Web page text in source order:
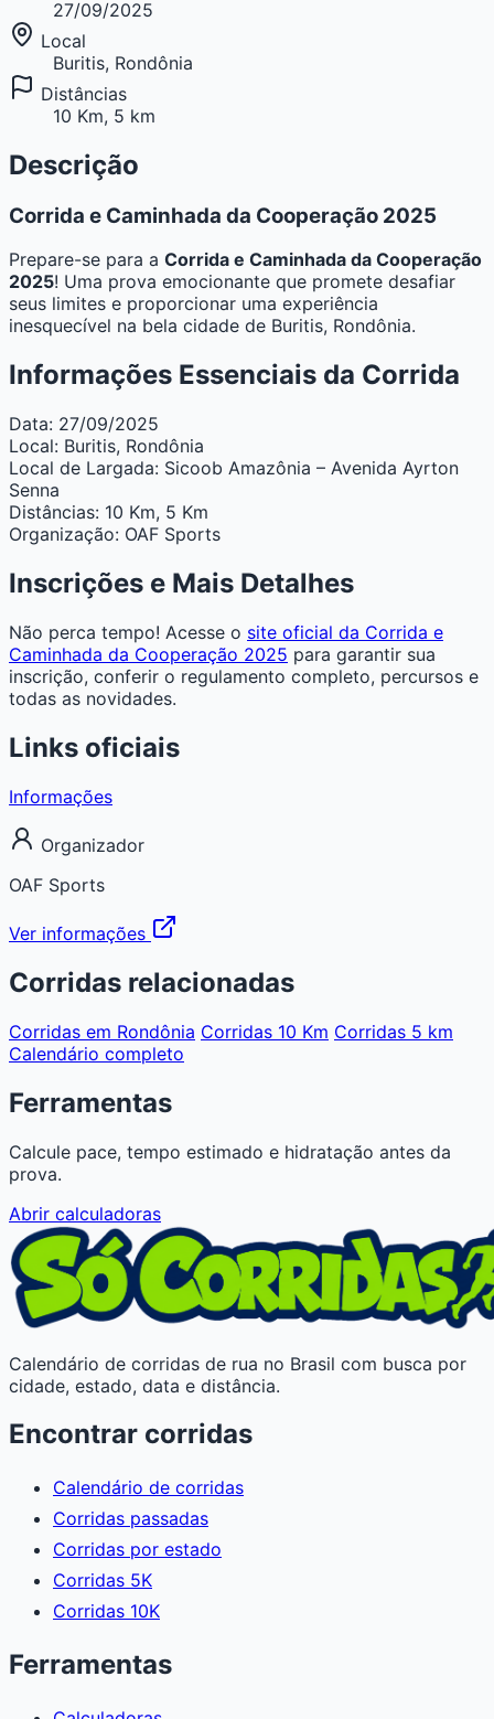
27/09/2025
Local
Buritis, Rondônia
Distâncias
10 Km, 5 km
Descrição
Corrida e Caminhada da Cooperação 2025
Prepare-se para a Corrida e Caminhada da Cooperação
2025! Uma prova emocionante que promete desafiar
seus limites e proporcionar uma experiência
inesquecível na bela cidade de Buritis, Rondônia.
Informações Essenciais da Corrida
Data: 27/09/2025
Local: Buritis, Rondônia
Local de Largada: Sicoob Amazônia – Avenida Ayrton
Senna
Distâncias: 10 Km, 5 Km
Organização: OAF Sports
Inscrições e Mais Detalhes
Não perca tempo! Acesse o site oficial da Corrida e
Caminhada da Cooperação 2025 para garantir sua
inscrição, conferir o regulamento completo, percursos e
todas as novidades.
Links oficiais
Informações
Organizador
OAF Sports
Ver informações
Corridas relacionadas
Corridas em Rondônia Corridas 10 Km Corridas 5 km
Calendário completo
Ferramentas
Calcule pace, tempo estimado e hidratação antes da
prova.
Abrir calculadoras
Calendário de corridas de rua no Brasil com busca por
cidade, estado, data e distância.
Encontrar corridas
Calendário de corridas
Corridas passadas
Corridas por estado
Corridas 5K
Corridas 10K
Ferramentas